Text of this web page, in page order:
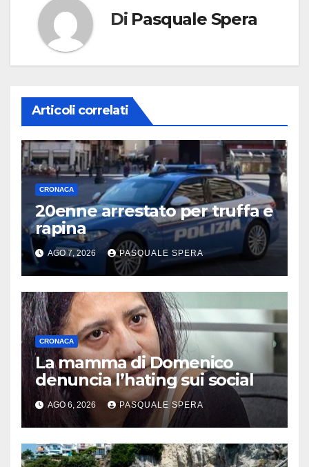
Di Pasquale Spera
Articoli correlati
CRONACA
20enne arrestato per truffa e
rapina
AGO 7, 2026 PASQUALE SPERA
CRONACA
La mamma di Domenico
denuncia l’hating sui social
AGO 6, 2026 PASQUALE SPERA